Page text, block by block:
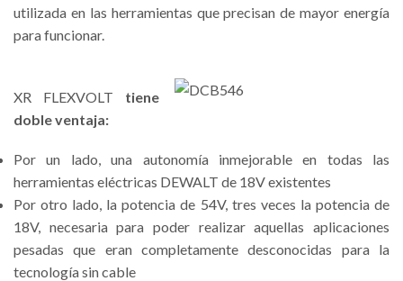
utilizada en las herramientas que precisan de mayor energía
para funcionar.
XR FLEXVOLT tiene
doble ventaja:
Por un lado, una autonomía inmejorable en todas las
herramientas eléctricas DEWALT de 18V existentes
Por otro lado, la potencia de 54V, tres veces la potencia de
18V, necesaria para poder realizar aquellas aplicaciones
pesadas que eran completamente desconocidas para la
tecnología sin cable